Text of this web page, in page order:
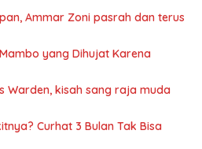
Ammar Zoni pasrah dan terus
yang Dihujat Karena
Warden, kisah sang raja muda
Curhat 3 Bulan Tak Bisa